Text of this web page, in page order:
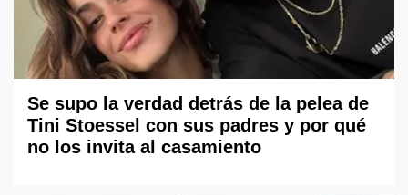
Se supo la verdad detrás de la pelea de
Tini Stoessel con sus padres y por qué
no los invita al casamiento